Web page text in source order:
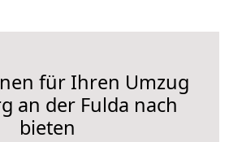
für Ihren Umzug
an der Fulda nach
bieten